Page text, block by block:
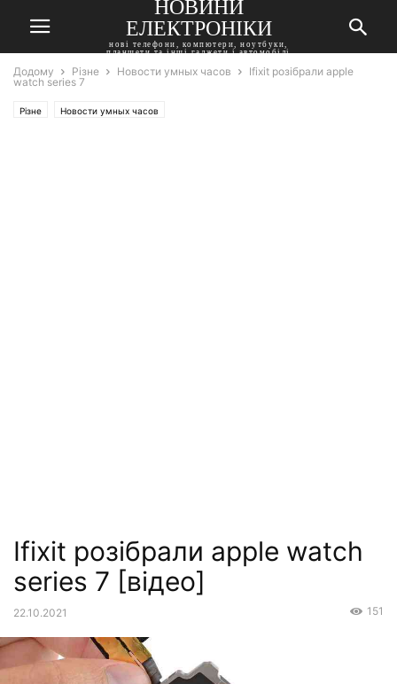
НОВИНИ
ЕЛЕКТРОНІКИ
нові телефони, компютери, ноутбуки,
планшети та інші гаджети і автомобілі
Додому Різне Новости умных часов
Ifixit розібрали apple
watch series 7
Різне Новости умных часов
Ifixit розібрали apple watch
series 7 [відео]
22.10.2021 151